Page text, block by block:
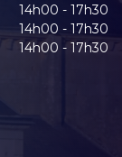
14h00 - 17h30
14h00 - 17h30
14h00 - 17h30